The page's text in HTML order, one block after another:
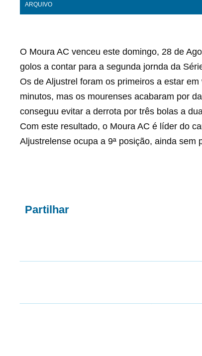
ARQUIVO
O Moura AC venceu este domingo, 28 de
golos a contar para a segunda jornda da
Os de Aljustrel foram os primeiros a estar
minutos, mas os mourenses acabaram por
conseguu evitar a derrota por três bolas a
Com este resultado, o Moura AC é líder do
Aljustrelense ocupa a 9ª posição, ainda sem
Partilhar